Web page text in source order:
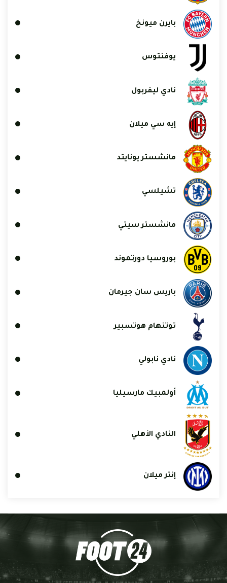
بايرن ميونخ
يوفنتوس
نادي ليفربول
إيه سي ميلان
مانشستر يونايتد
تشيلسي
مانشستر سيتي
بوروسيا دورتموند
باريس سان جيرمان
توتنهام هوتسبير
نادي نابولي
أولمبيك مارسيليا
النادي الأهلي
إنتر ميلان